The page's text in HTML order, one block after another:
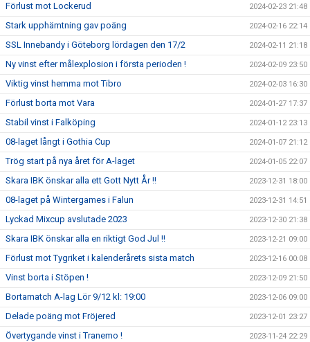
Förlust mot Lockerud 2024-02-23 21:48
Stark upphämtning gav poäng 2024-02-16 22:14
SSL Innebandy i Göteborg lördagen den 17/2 2024-02-11 21:18
Ny vinst efter målexplosion i första perioden ! 2024-02-09 23:50
Viktig vinst hemma mot Tibro 2024-02-03 16:30
Förlust borta mot Vara 2024-01-27 17:37
Stabil vinst i Falköping 2024-01-12 23:13
08-laget långt i Gothia Cup 2024-01-07 21:12
Trög start på nya året för A-laget 2024-01-05 22:07
Skara IBK önskar alla ett Gott Nytt År !! 2023-12-31 18:00
08-laget på Wintergames i Falun 2023-12-31 14:51
Lyckad Mixcup avslutade 2023 2023-12-30 21:38
Skara IBK önskar alla en riktigt God Jul !! 2023-12-21 09:00
Förlust mot Tygriket i kalenderårets sista match 2023-12-16 00:08
Vinst borta i Stöpen ! 2023-12-09 21:50
Bortamatch A-lag Lör 9/12 kl: 19:00 2023-12-06 09:00
Delade poäng mot Fröjered 2023-12-01 23:27
Övertygande vinst i Tranemo ! 2023-11-24 22:29